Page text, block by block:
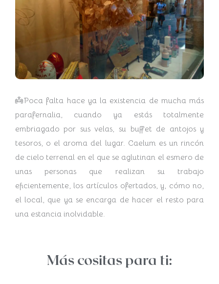
👼Poca falta hace ya la existencia de mucha más
parafernalia, cuando ya estás totalmente
embriagado por sus velas, su buffet de antojos y
tesoros, o el aroma del lugar. Caelum es un rincón
de cielo terrenal en el que se aglutinan el esmero de
unas personas que realizan su trabajo
eficientemente, los artículos ofertados, y, cómo no,
el local, que ya se encarga de hacer el resto para
una estancia inolvidable.
Más cositas para ti: